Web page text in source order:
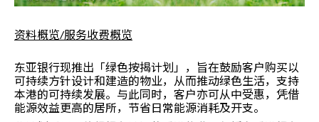
资料概览/服务收费概览
东亚银行现推出「绿色按揭计划」，旨在鼓励客户购买以
可持续方针设计和建造的物业，从而推动绿色生活，支持
本港的可持续发展。与此同时，客户亦可从中受惠，凭借
能源效益更高的居所，节省日常能源消耗及开支。